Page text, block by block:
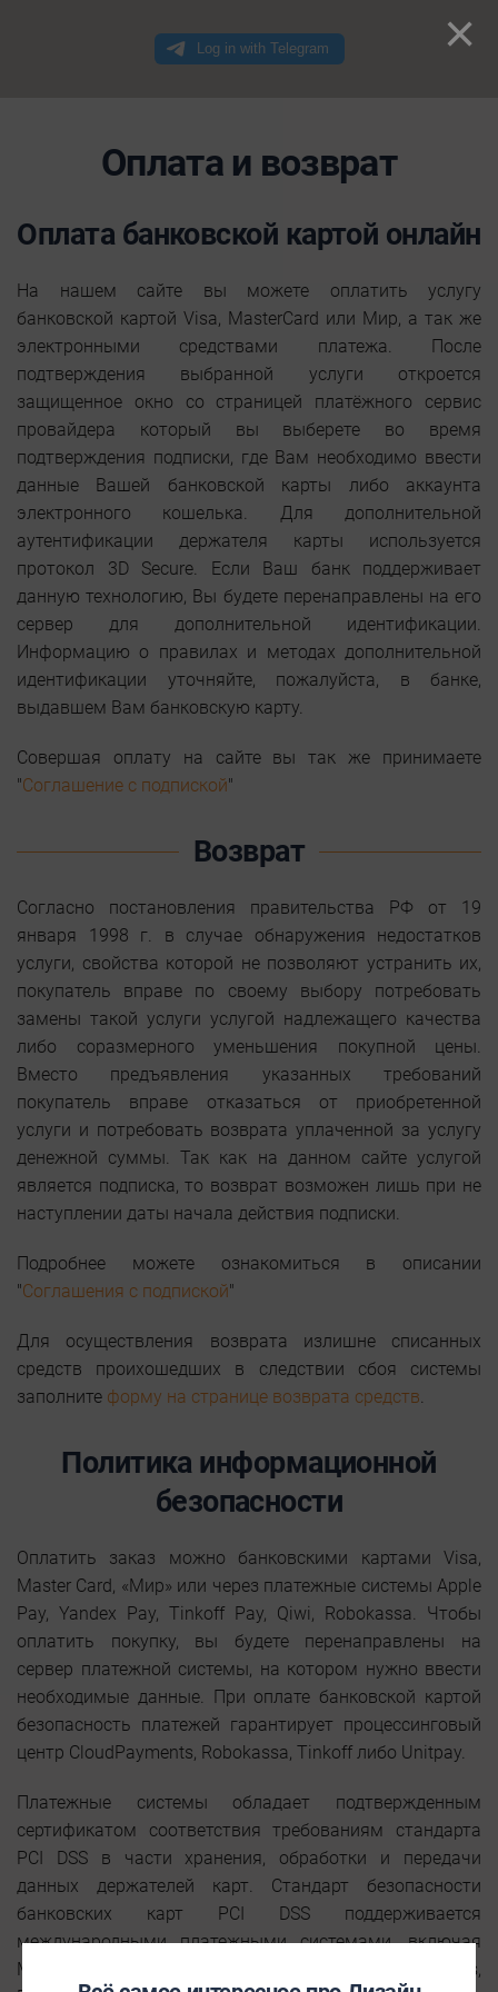
Оплата и возврат
Оплата банковской картой онлайн
На нашем сайте вы можете оплатить услугу
банковской картой Visa, MasterCard или Мир, а так же
электронными средствами платежа. После
подтверждения выбранной услуги откроется
защищенное окно со страницей платёжного сервис
провайдера который вы выберете во время
подтверждения подписки, где Вам необходимо ввести
данные Вашей банковской карты либо аккаунта
электронного кошелька. Для дополнительной
аутентификации держателя карты используется
протокол 3D Secure. Если Ваш банк поддерживает
данную технологию, Вы будете перенаправлены на его
сервер для дополнительной идентификации.
Информацию о правилах и методах дополнительной
идентификации уточняйте, пожалуйста, в банке,
выдавшем Вам банковскую карту.
Совершая оплату на сайте вы так же принимаете
"Соглашение с подпиской"
Возврат
Согласно постановления правительства РФ от 19
января 1998 г. в случае обнаружения недостатков
услуги, свойства которой не позволяют устранить их,
покупатель вправе по своему выбору потребовать
замены такой услуги услугой надлежащего качества
либо соразмерного уменьшения покупной цены.
Вместо предъявления указанных требований
покупатель вправе отказаться от приобретенной
услуги и потребовать возврата уплаченной за услугу
денежной суммы. Так как на данном сайте услугой
является подписка, то возврат возможен лишь при не
наступлении даты начала действия подписки.
Подробнее можете ознакомиться в описании
"Соглашения с подпиской"
Для осуществления возврата излишне списанных
средств проихошедших в следствии сбоя системы
заполните форму на странице возврата средств.
Политика информационной
безопасности
Оплатить заказ можно банковскими картами Visa,
Master Card, «Мир» или через платежные системы Apple
Pay, Yandex Pay, Tinkoff Pay, Qiwi, Robokassa. Чтобы
оплатить покупку, вы будете перенаправлены на
сервер платежной системы, на котором нужно ввести
необходимые данные. При оплате банковской картой
безопасность платежей гарантирует процессинговый
центр CloudPayments, Robokassa, Tinkoff либо Unitpay.
Платежные системы обладает подтвержденным
сертификатом соответствия требованиям стандарта
PCI DSS в части хранения, обработки и передачи
данных держателей карт. Стандарт безопасности
банковских карт PCI DSS поддерживается
международными платежными системами, включая
MasterCard и Visa, Inc. Системы CloudPayments,
×